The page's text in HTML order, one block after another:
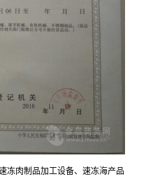
冻肉制品加工设备、速冻海产品